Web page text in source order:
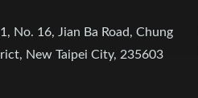
No. 16, Jian Ba Road, Chung
New Taipei City, 235603